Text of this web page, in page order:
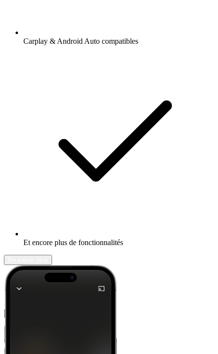
Carplay & Android Auto compatibles
Et encore plus de fonctionnalités